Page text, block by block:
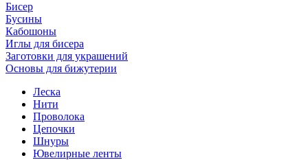
Бисер
Бусины
Кабошоны
Иглы для бисера
Заготовки для украшений
Основы для бижутерии
Леска
Нити
Проволока
Цепочки
Шнуры
Ювелирные ленты